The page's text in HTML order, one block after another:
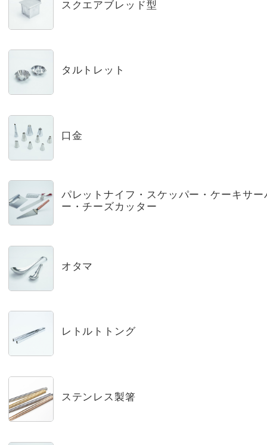
スクエアブレッド型
タルトレット
口金
パレットナイフ・スケッパー・ケーキサー
ー・チーズカッター
オタマ
レトルトトング
ステンレス製箸